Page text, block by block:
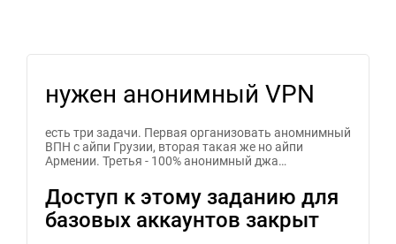
нужен анонимный VPN
есть три задачи. Первая организовать аномнимный
ВПН с айпи Грузии, вторая такая же но айпи
Армении. Третья - 100% анонимный джа…
Доступ к этому заданию для
базовых аккаунтов закрыт